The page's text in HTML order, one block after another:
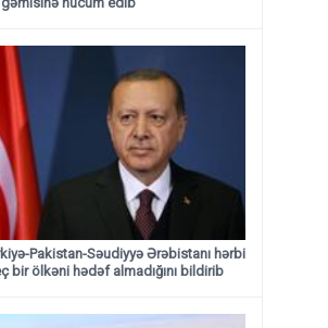
Pakistan-Səudiyyə Ərəbistanı hərbi
bir ölkəni hədəf almadığını bildirib